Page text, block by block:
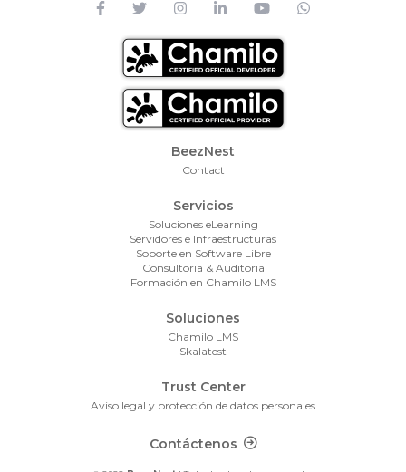
Footer Menu
BeezNest
Contact
Servicios
Soluciones eLearning
Servidores e Infraestructuras
Soporte en Software Libre
Consultoria & Auditoria
Formación en Chamilo LMS
Soluciones
Chamilo LMS
Skalatest
Trust Center
Aviso legal y protección de datos personales
Footer ContactContáctenos